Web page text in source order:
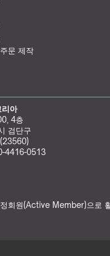
문 제작
아
4층
검단구
4416-0513
회원(Active Member)으로